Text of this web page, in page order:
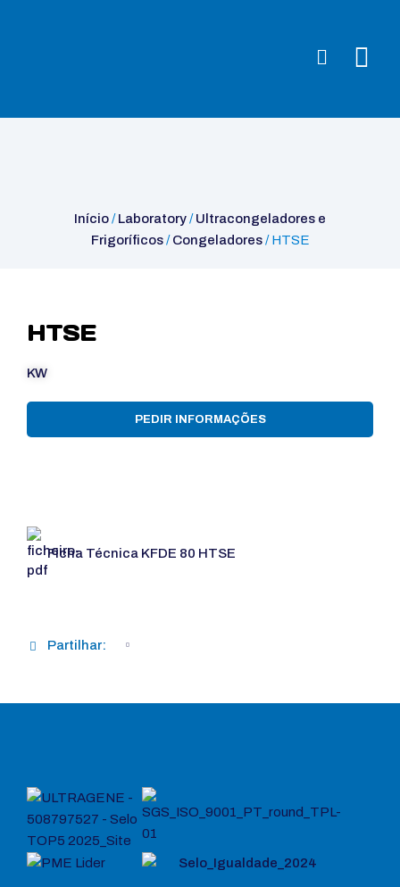
Início/Laboratory/Ultracongeladores e
Frigoríficos/Congeladores/ HTSE
HTSE
KW
PEDIR INFORMAÇÕES
Ficha Técnica KFDE 80 HTSE
Partilhar: